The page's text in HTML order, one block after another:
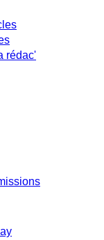
rédac'